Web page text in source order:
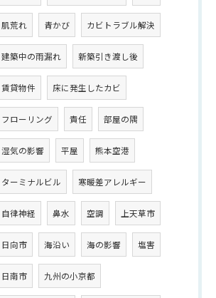
肌荒れ 青かび カビトラブル解決
建築中の雨漏れ 新築引き渡し後
賃貸物件 床に発生したカビ
フローリング 責任 部屋の隅
湿気の影響 平屋 熊本空港
ターミナルビル 寒暖差アレルギー
自律神経 鼻水 空調 上天草市
日向市 海沿い 海の影響 塩害
日南市 九州の小京都